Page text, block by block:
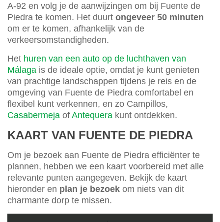
A-92 en volg je de aanwijzingen om bij Fuente de
Piedra te komen. Het duurt ongeveer 50 minuten
om er te komen, afhankelijk van de
verkeersomstandigheden.
Het huren van een auto op de luchthaven van
Málaga is de ideale optie, omdat je kunt genieten
van prachtige landschappen tijdens je reis en de
omgeving van Fuente de Piedra comfortabel en
flexibel kunt verkennen, en zo Campillos,
Casabermeja of Antequera kunt ontdekken.
KAART VAN FUENTE DE PIEDRA
Om je bezoek aan Fuente de Piedra efficiënter te
plannen, hebben we een kaart voorbereid met alle
relevante punten aangegeven. Bekijk de kaart
hieronder en plan je bezoek om niets van dit
charmante dorp te missen.